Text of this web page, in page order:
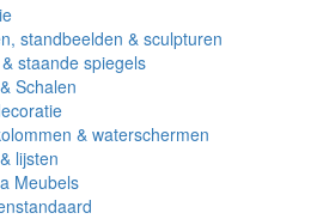
standbeelden & sculpturen
staande spiegels
Schalen
& waterschermen
lijsten
Meubels